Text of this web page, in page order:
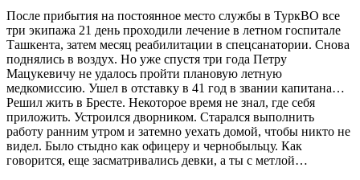
После прибытия на постоянное место службы в ТуркВО все
три экипажа 21 день проходили лечение в летном госпитале
Ташкента, затем месяц реабилитации в спецсанатории. Снова
поднялись в воздух. Но уже спустя три года Петру
Мацукевичу не удалось пройти плановую летную
медкомиссию. Ушел в отставку в 41 год в звании капитана…
Решил жить в Бресте. Некоторое время не знал, где себя
приложить. Устроился дворником. Старался выполнить
работу ранним утром и затемно уехать домой, чтобы никто не
видел. Было стыдно как офицеру и чернобыльцу. Как
говорится, еще засматривались девки, а ты с метлой…